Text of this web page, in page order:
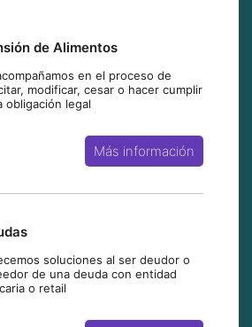
de Alimentos
en el proceso de
modificar, cesar o hacer cumplir
obligación legal
Más información
soluciones al ser deudor o
de una deuda con entidad
o retail